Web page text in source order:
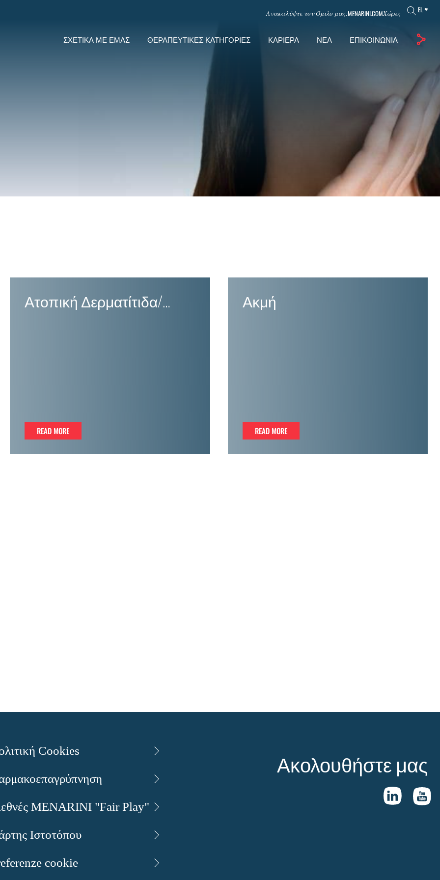
Ανακαλύψτε τον Όμιλο μας:MENARINI.COMΧώρες EL
ΣΧΕΤΙΚΆ ΜΕ ΕΜΆΣ ΘΕΡΑΠΕΥΤΙΚΈΣ ΚΑΤΗΓΟΡΊΕΣ ΚΑΡΙΈΡΑ ΝΈΑ ΕΠΙΚΟΙΝΩΝΊΑ
Ατοπική Δερματίτιδα/
READ MORE
READ MORE
Ακμή
READ MORE
READ MORE
Cookies
MENARINI "Fair Play"
Ιστοτόπου
cookie
Ακολουθήστε μας